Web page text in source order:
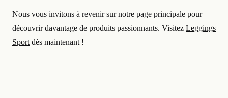
Nous vous invitons à revenir sur notre page principale pour
découvrir davantage de produits passionnants. Visitez Leggings
Sport dès maintenant !